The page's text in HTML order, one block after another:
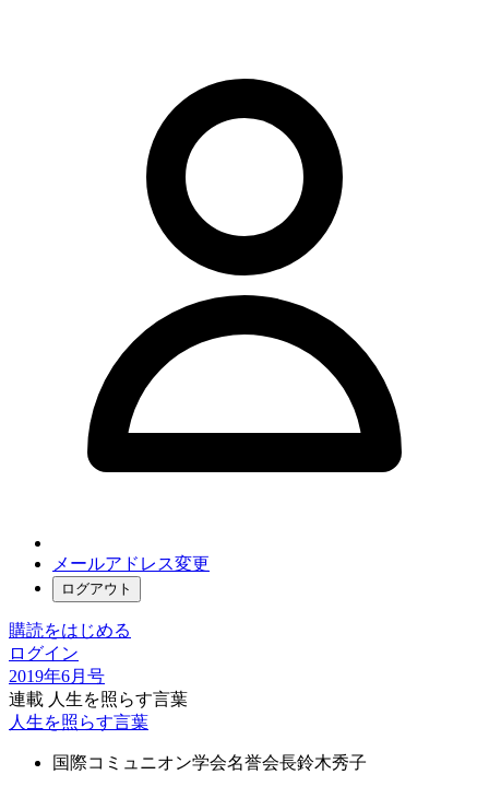
メールアドレス変更
ログアウト
購読をはじめる
ログイン
2019年6月号
連載 人生を照らす言葉
人生を照らす言葉
国際コミュニオン学会名誉会長鈴木秀子